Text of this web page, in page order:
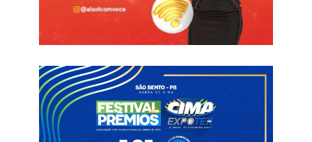
balde de água fria veio aos 17 minutos: Éverton Heleno foi
expulso após uma entrada dura, deixando o time da casa com
um a menos. Com a vantagem numérica, o Nacional
belo gol de Abnner.
O apito final ainda reservou uma confusão com a arbitragem,
que chegou a expulsar um jogador do Nacional por engano,